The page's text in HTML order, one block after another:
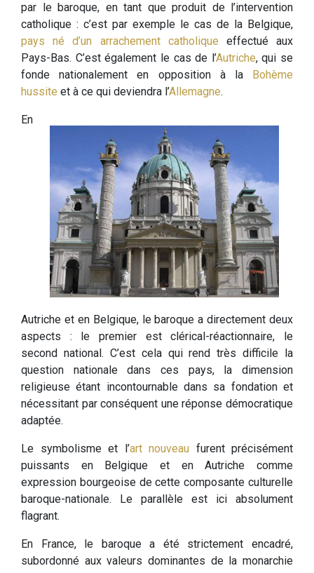
par le baroque, en tant que produit de l’intervention
catholique : c’est par exemple le cas de la Belgique,
pays né d’un arrachement catholique effectué aux
Pays-Bas. C’est également le cas de l’Autriche, qui se
fonde nationalement en opposition à la Bohème
hussite et à ce qui deviendra l’Allemagne.
En
Autriche et en Belgique, le baroque a directement deux
aspects : le premier est clérical-réactionnaire, le
second national. C’est cela qui rend très difficile la
question nationale dans ces pays, la dimension
religieuse étant incontournable dans sa fondation et
nécessitant par conséquent une réponse démocratique
adaptée.
Le symbolisme et l’art nouveau furent précisément
puissants en Belgique et en Autriche comme
expression bourgeoise de cette composante culturelle
baroque-nationale. Le parallèle est ici absolument
flagrant.
En France, le baroque a été strictement encadré,
subordonné aux valeurs dominantes de la monarchie